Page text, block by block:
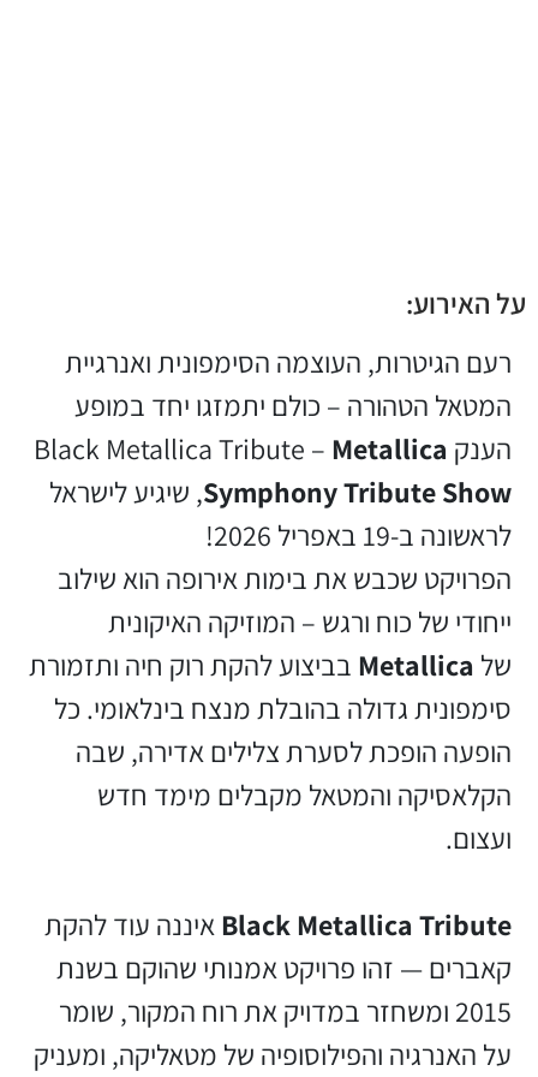
על האירוע:
רעם הגיטרות, העוצמה הסימפונית ואנרגיית
המטאל הטהורה – כולם יתמזגו יחד במופע
הענק Black Metallica Tribute – Metallica
Symphony Tribute Show, שיגיע לישראל
לראשונה ב-19 באפריל 2026!
הפרויקט שכבש את בימות אירופה הוא שילוב
ייחודי של כוח ורגש – המוזיקה האיקונית
של Metallica בביצוע להקת רוק חיה ותזמורת
סימפונית גדולה בהובלת מנצח בינלאומי. כל
הופעה הופכת לסערת צלילים אדירה, שבה
הקלאסיקה והמטאל מקבלים מימד חדש
ועצום.
Black Metallica Tributeאיננה עוד להקת
קאברים — זהו פרויקט אמנותי שהוקם בשנת
2015 ומשחזר במדויק את רוח המקור, שומר
על האנרגיה והפילוסופיה של מטאליקה, ומעניק